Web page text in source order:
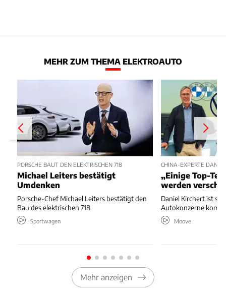
MEHR ZUM THEMA ELEKTROAUTO
PORSCHE BAUT DEN ELEKTRISCHEN 718
Michael Leiters bestätigt
Umdenken
Porsche-Chef Michael Leiters bestätigt den
Bau des elektrischen 718.
Sportwagen
CHINA-EXPERTE
„Einige Top-
werden
Daniel Kirchert ist
Autokonzerne
Moove
Mehr anzeigen